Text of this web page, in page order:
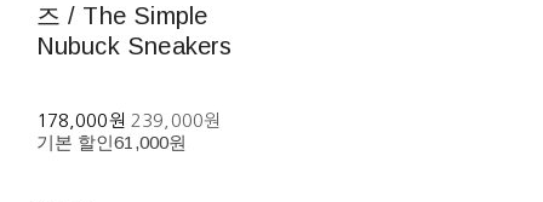
즈 / The Simple
Nubuck Sneakers
178,000원 239,000원
기본 할인61,000원